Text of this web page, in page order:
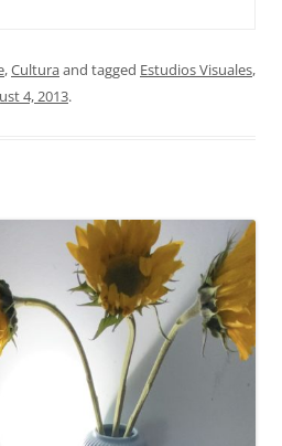
,Culturaand tagged Estudios Visuales,
4, 2013.